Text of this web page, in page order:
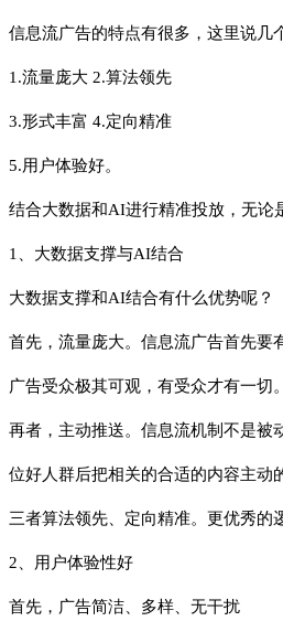
信息流广告的特点有很多，这里说几
1.流量庞大 2.算法领先
3.形式丰富 4.定向精准
5.用户体验好。
结合大数据和AI进行精准投放，无论
1、大数据支撑与AI结合
大数据支撑和AI结合有什么优势呢？
首先，流量庞大。信息流广告首先要
广告受众极其可观，有受众才有一切。
再者，主动推送。信息流机制不是被
位好人群后把相关的合适的内容主动
三者算法领先、定向精准。更优秀的
2、用户体验性好
首先，广告简洁、多样、无干扰